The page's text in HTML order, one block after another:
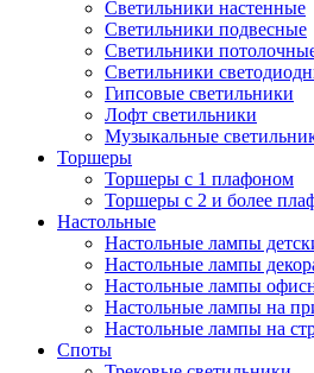
Светильники настенные
Светильники подвесные
Светильники
Светильники
Гипсовые светильники
Лофт светильники
Музыкальные
Торшеры
Торшеры с 1 плафоном
Торшеры с 2 и более
Настольные
Настольные лампы
Настольные лампы
Настольные лампы
Настольные лампы на
Настольные лампы на
Споты